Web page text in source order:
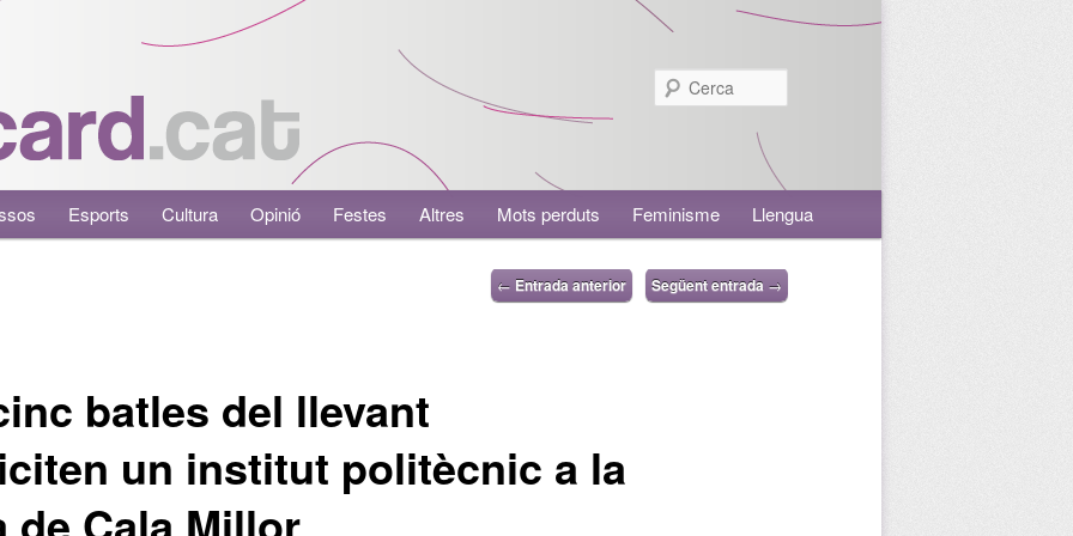
Esports Cultura Opinió Festes Altres Mots perduts Feminisme Llengua
← Entrada anterior Següent entrada →
batles del llevant
un institut politècnic a la
de Cala Millor